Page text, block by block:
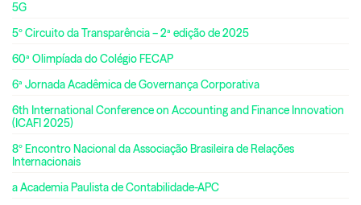
5G
5º Circuito da Transparência – 2ª edição de 2025
60ª Olimpíada do Colégio FECAP
6ª Jornada Acadêmica de Governança Corporativa
6th International Conference on Accounting and Finance Innovation
(ICAFI 2025)
8º Encontro Nacional da Associação Brasileira de Relações
Internacionais
a Academia Paulista de Contabilidade-APC